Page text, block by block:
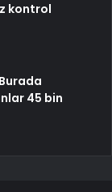
kontrol
45 bin